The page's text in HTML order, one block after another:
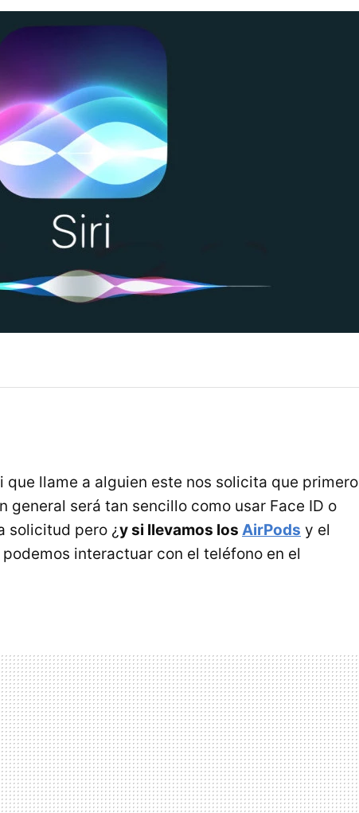
que llame a alguien este nos solicita que primero
general será tan sencillo como usar Face ID o
solicitud pero ¿y si llevamos los AirPods y el
interactuar con el teléfono en el